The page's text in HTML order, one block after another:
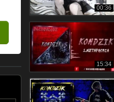
00:36
15:34